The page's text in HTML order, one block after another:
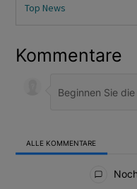
Top News
Kommentare
ALLE KOMMENTARE